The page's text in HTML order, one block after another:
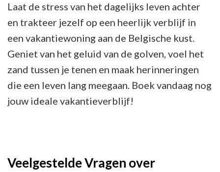
Laat de stress van het dagelijks leven achter
en trakteer jezelf op een heerlijk verblijf in
een vakantiewoning aan de Belgische kust.
Geniet van het geluid van de golven, voel het
zand tussen je tenen en maak herinneringen
die een leven lang meegaan. Boek vandaag nog
jouw ideale vakantieverblijf!
Veelgestelde Vragen over